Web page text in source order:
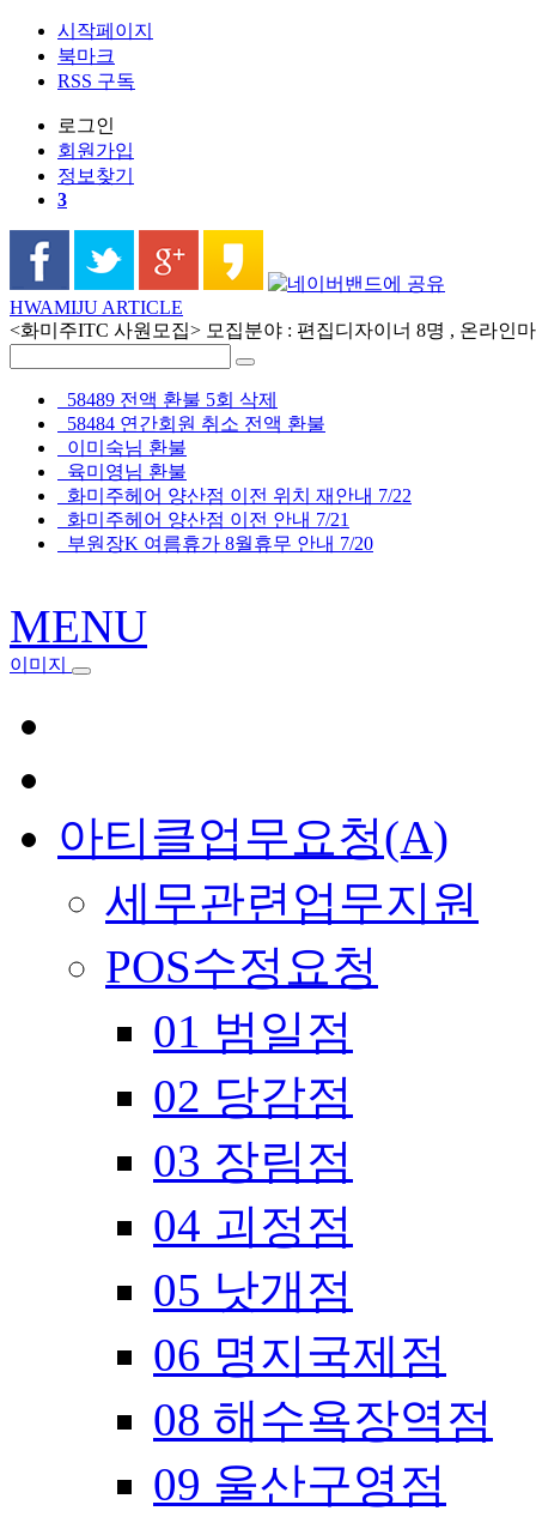
시작페이지
북마크
RSS 구독
로그인
회원 가입
정보찾기
3
HWAMIJU ARTICLE
<화미주ITC 사원모집> 모집분야 : 편집디자이너 8명 , 온라인
58489 전액 환불 5회 삭제
58484 연간회원 취소 전액 환불
이미숙님 환불
육미영님 환불
화미주헤어 양산점 이전 위치 재안내 7/22
화미주헤어 양산점 이전 안내 7/21
부원장K 여름휴가 8월휴무 안내 7/20
MENU
이미지
아티클업무요청(A)
세무관련업무지원
POS수정요청
01 범일점
02 당감점
03 장림점
04 괴정점
05 낫개점
06 명지국제점
08 해수욕장역점
09 울산구영점